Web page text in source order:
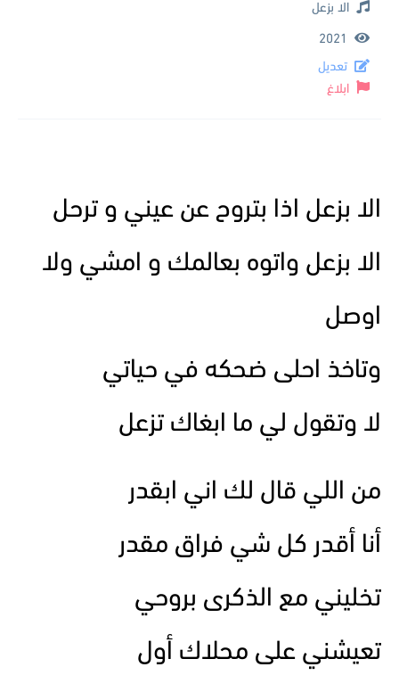
الا بزعل اذا بتروح عن عيني و ترحل
الا بزعل واتوه بعالمك و امشي ولا
اوصل
وتاخذ احلى ضحكه في حياتي
لا وتقول لي ما ابغاك تزعل
من اللي قال لك اني ابقدر
أنا أقدر كل شي فراق مقدر
تخليني مع الذكرى بروحي
تعيشني على محلاك أول
الا بزعل
2021
تعديل
ابلاغ